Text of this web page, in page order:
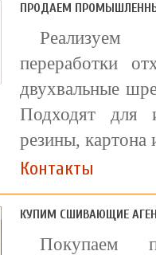
ПРОДАЕМ
Реализуем
переработки
двухвальные
Подходят для
резины, картона
Контакты
КУПИМ СШИВАЮЩИЕ
Покупаем